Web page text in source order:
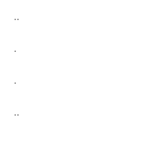
..
.
.
..